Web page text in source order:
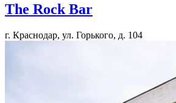
The Rock Bar
г. Краснодар, ул. Горького, д. 104